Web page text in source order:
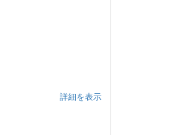
詳細を表示